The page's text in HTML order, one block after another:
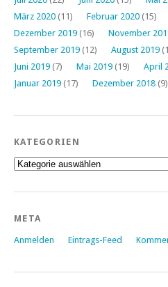
März 2020 (11) Februar 2020 (15)
Dezember 2019 (16) November
September 2019 (12) August 2019
Juni 2019 (7) Mai 2019 (19) April
Januar 2019 (17) Dezember 2018 (9)
KATEGORIEN
Kategorien
META
Anmelden Eintrags-Feed